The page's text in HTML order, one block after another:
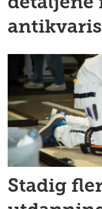
Stadig